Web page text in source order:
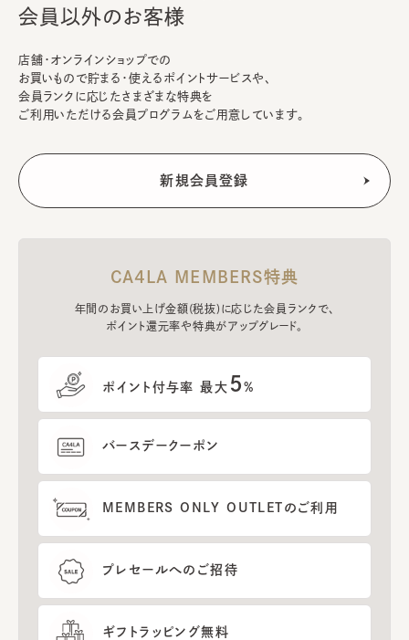
会員以外のお客様
店舗・オンラインショップでの
お買いもので貯まる・使えるポイントサービスや、
会員ランクに応じたさまざまな特典を
ご利用いただける会員プログラムをご用意しています。
CA4LA MEMBERS特典
年間のお買い上げ金額(税抜)に応じた会員ランクで、
ポイント還元率や特典がアップグレード。
ポイント付与率 最大 5%
バースデークーポン
MEMBERS ONLY OUTLETのご利用
プレセールへのご招待
ギフトラッピング無料